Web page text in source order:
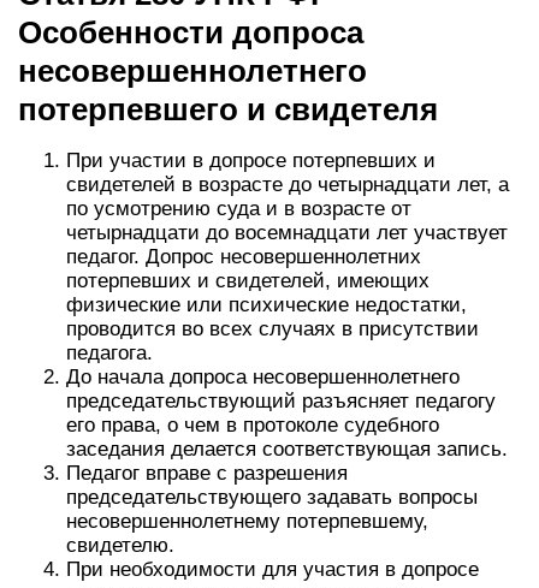
Особенности допроса
несовершеннолетнего
потерпевшего и свидетеля
При участии в допросе потерпевших и
свидетелей в возрасте до четырнадцати лет, а
по усмотрению суда и в возрасте от
четырнадцати до восемнадцати лет участвует
педагог. Допрос несовершеннолетних
потерпевших и свидетелей, имеющих
физические или психические недостатки,
проводится во всех случаях в присутствии
педагога.
До начала допроса несовершеннолетнего
председательствующий разъясняет педагогу
его права, о чем в протоколе судебного
заседания делается соответствующая запись.
Педагог вправе с разрешения
председательствующего задавать вопросы
несовершеннолетнему потерпевшему,
свидетелю.
При необходимости для участия в допросе